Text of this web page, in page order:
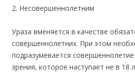
2. Несовершеннолетним
Ураза вменяется в качестве
совершеннолетних. При этом
подразумевается
зрения, которое наступает не в 18